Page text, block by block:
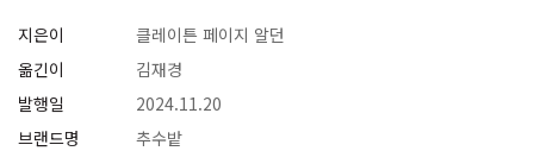
지은이
옮긴이
발행일
브랜드명
클레이튼 페이지 알던
김재경
2024.11.20
추수밭